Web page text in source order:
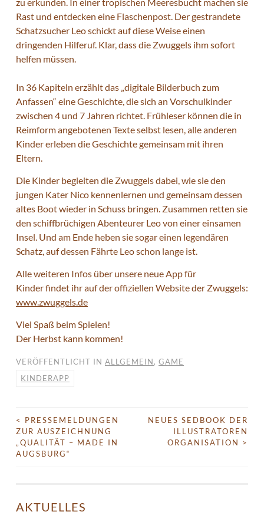
Rast und entdecken eine Flaschenpost. Der gestrandete
Schatzsucher Leo schickt auf diese Weise einen
dringenden Hilferuf. Klar, dass die Zwuggels ihm sofort
helfen müssen.
In 36 Kapiteln erzählt das „digitale Bilderbuch zum
Anfassen“ eine Geschichte, die sich an Vorschulkinder
zwischen 4 und 7 Jahren richtet. Frühleser können die in
Reimform angebotenen Texte selbst lesen, alle anderen
Kinder erleben die Geschichte gemeinsam mit ihren
Eltern.
Die Kinder begleiten die Zwuggels dabei, wie sie den
jungen Kater Nico kennenlernen und gemeinsam dessen
altes Boot wieder in Schuss bringen. Zusammen retten sie
den schiffbrüchigen Abenteurer Leo von einer einsamen
Insel. Und am Ende heben sie sogar einen legendären
Schatz, auf dessen Fährte Leo schon lange ist.
Alle weiteren Infos über unsere neue App für
Kinder findet ihr auf der offiziellen Website der Zwuggels:
www.zwuggels.de
Viel Spaß beim Spielen!
Der Herbst kann kommen!
VERÖFFENTLICHT IN ALLGEMEIN, GAME
KINDERAPP
BEITRAGS-
NAVIGATION
<
PRESSEMELDUNGEN
ZUR AUSZEICHNUNG
„QUALITÄT – MADE IN
AUGSBURG“
NEUES SEDBOOK DER
ILLUSTRATOREN
ORGANISATION >
AKTUELLES